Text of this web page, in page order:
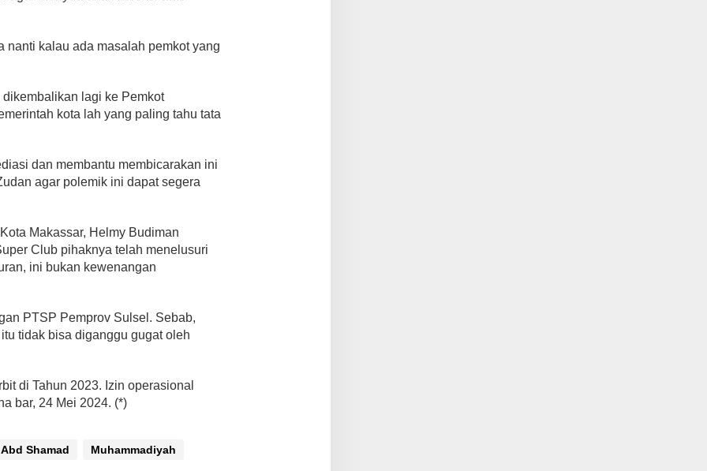
nanti kalau ada masalah pemkot yang
lagi ke Pemkot
kota lah yang paling tahu tata
dan membantu membicarakan ini
agar polemik ini dapat segera
Makassar, Helmy Budiman
Club pihaknya telah menelusuri
ini bukan kewenangan
PTSP Pemprov Sulsel. Sebab,
tidak bisa diganggu gugat oleh
di Tahun 2023. Izin operasional
bar, 24 Mei 2024. (*)
Shamad
Muhammadiyah